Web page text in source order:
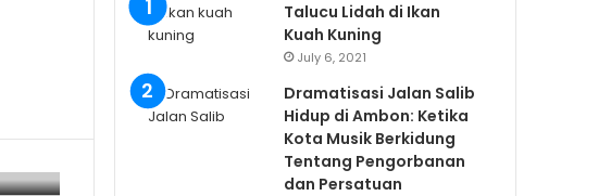
Talucu Lidah di Ikan
Kuah Kuning
July 6, 2021
Dramatisasi Jalan Salib
Hidup di Ambon: Ketika
Kota Musik Berkidung
Tentang Pengorbanan
dan Persatuan